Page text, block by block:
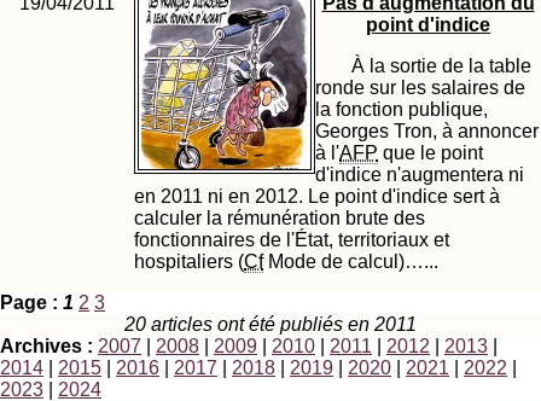
point d'indice
À la sortie de la table
ronde sur les salaires de
la fonction publique,
Georges Tron, à annoncer
à l'AFP que le point
d'indice n'augmentera ni
en 2011 ni en 2012. Le point d'indice sert à
calculer la rémunération brute des
fonctionnaires de l'État, territoriaux et
hospitaliers (CfMode de calcul)…...
Page : 1 2 3
20 articles ont été publiés en 2011
Archives : 2007 2008 2009 2010 2011 2012 2013
2014
2015 2016 2017 2018 2019 2020 2021 2022
2023
2024